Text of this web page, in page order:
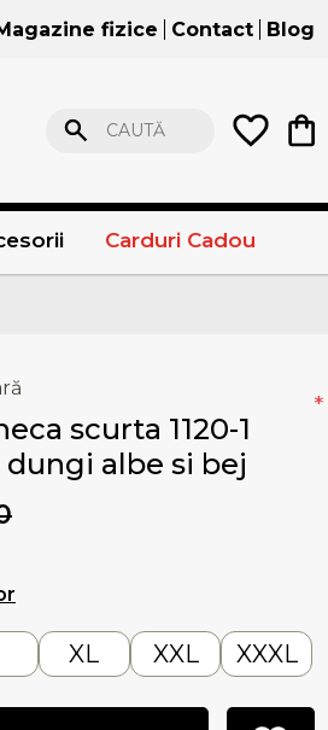
fizice Contact Blog
CAUTĂ
Carduri Cadou
scurta 1120-1
dungi albe si bej
*
XL XXL XXXL